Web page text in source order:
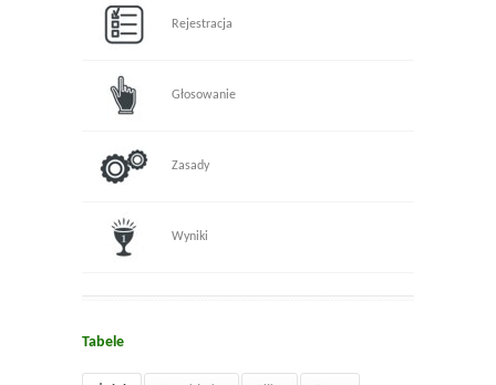
Rejestracja
Głosowanie
Zasady
Wyniki
Tabele